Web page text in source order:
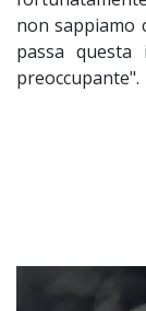
non sappiamo
passa questa
preoccupante".